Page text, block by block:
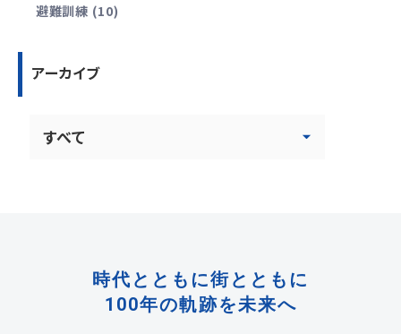
避難訓練 (10)
アーカイブ
時代とともに街とともに
100年の軌跡を未来へ